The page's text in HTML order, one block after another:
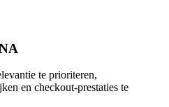
te prioriteren,
en checkout-prestaties te